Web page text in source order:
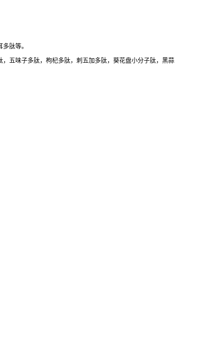
肽等。
五味子多肽，枸杞多肽，刺五加多肽，葵花盘小分子肽，黑蒜